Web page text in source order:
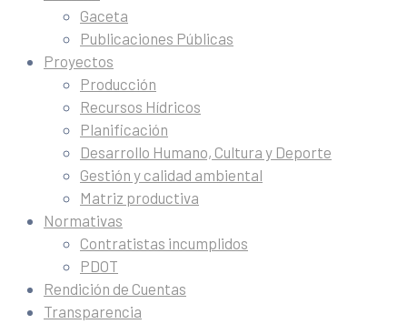
Gaceta
Publicaciones Públicas
Proyectos
Producción
Recursos Hídricos
Planificación
Desarrollo Humano, Cultura y Deporte
Gestión y calidad ambiental
Matriz productiva
Normativas
Contratistas incumplidos
PDOT
Rendición de Cuentas
Transparencia